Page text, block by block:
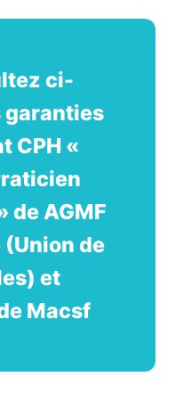
ci-
garanties
CPH «
de AGMF
de
et
Macsf